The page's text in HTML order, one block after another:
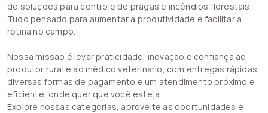
de soluções para controle de pragas e incêndios florestais.
Tudo pensado para aumentar a produtividade e facilitar a
rotina no campo.
Nossa missão é levar praticidade, inovação e confiança ao
produtor rural e ao médico veterinário, com entregas rápidas,
diversas formas de pagamento e um atendimento próximo e
eficiente, onde quer que você esteja.
Explore nossas categorias, aproveite as oportunidades e